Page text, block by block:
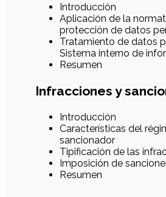
Introducción
Aplicación de la
protección de datos
Tratamiento de datos
Sistema interno de
Resumen
Infracciones y
Introducción
Características del
sancionador
Tipificación de las
Imposición de
Resumen